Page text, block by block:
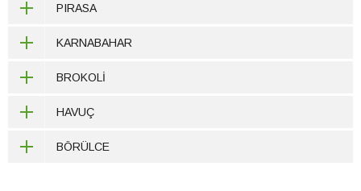
PIRASA
KARNABAHAR
BROKOLİ
HAVUÇ
BÖRÜLCE